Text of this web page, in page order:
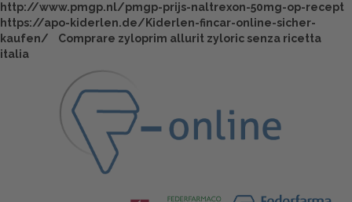
http://www.pmgp.nl/pmgp-prijs-naltrexon-50mg-op-recept
https://apo-kiderlen.de/Kiderlen-fincar-online-sicher-
kaufen/
Comprare zyloprim allurit zyloric senza ricetta
italia